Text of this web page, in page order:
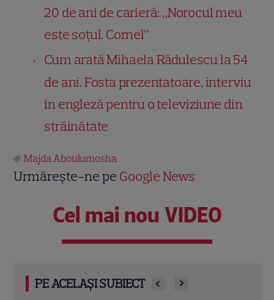
20 de ani de carieră: „Norocul meu
este soțul, Cornel”
Cum arată Mihaela Rădulescu la 54
de ani. Fosta prezentatoare, interviu
în engleză pentru o televiziune din
străinătate
Majda Aboulumosha
Urmărește-ne pe Google News
Cel mai nou VIDEO
PE ACELAȘI SUBIECT